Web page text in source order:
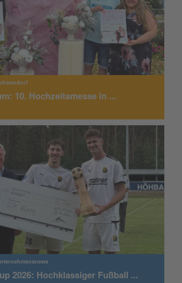
10. Hochzeitsmesse in ...
2026: Hochklassiger Fußball ...